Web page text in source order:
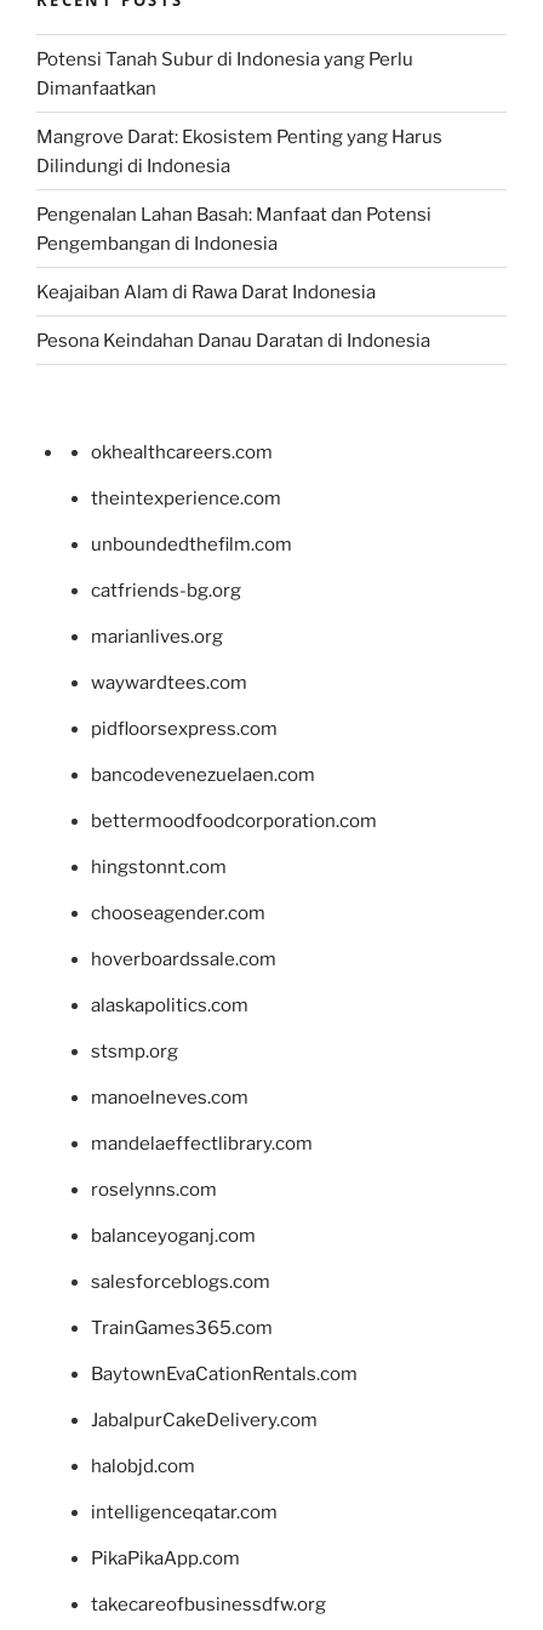
Potensi Tanah Subur di Indonesia yang Perlu
Dimanfaatkan
Mangrove Darat: Ekosistem Penting yang Harus
Dilindungi di Indonesia
Pengenalan Lahan Basah: Manfaat dan Potensi
Pengembangan di Indonesia
Keajaiban Alam di Rawa Darat Indonesia
Pesona Keindahan Danau Daratan di Indonesia
okhealthcareers.com
theintexperience.com
unboundedthefilm.com
catfriends-bg.org
marianlives.org
waywardtees.com
pidfloorsexpress.com
bancodevenezuelaen.com
bettermoodfoodcorporation.com
hingstonnt.com
chooseagender.com
hoverboardssale.com
alaskapolitics.com
stsmp.org
manoelneves.com
mandelaeffectlibrary.com
roselynns.com
balanceyoganj.com
salesforceblogs.com
TrainGames365.com
BaytownEvaCationRentals.com
JabalpurCakeDelivery.com
halobjd.com
intelligenceqatar.com
PikaPikaApp.com
takecareofbusinessdfw.org